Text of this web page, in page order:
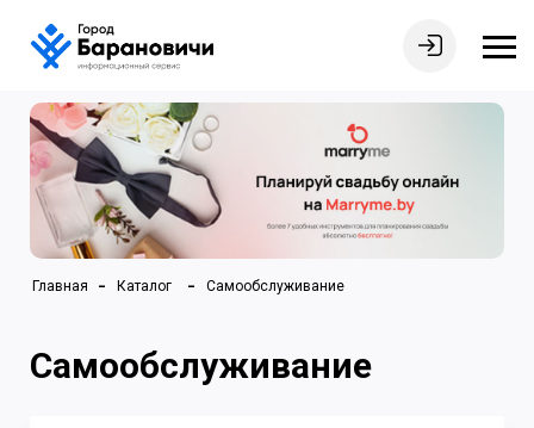
Главная Каталог Самообслуживание
Самообслуживание